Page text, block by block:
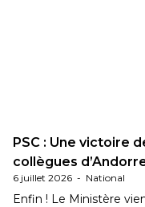
PSC : Une victoire
collègues
6 juillet 2026 - National
Enfin ! Le Ministère